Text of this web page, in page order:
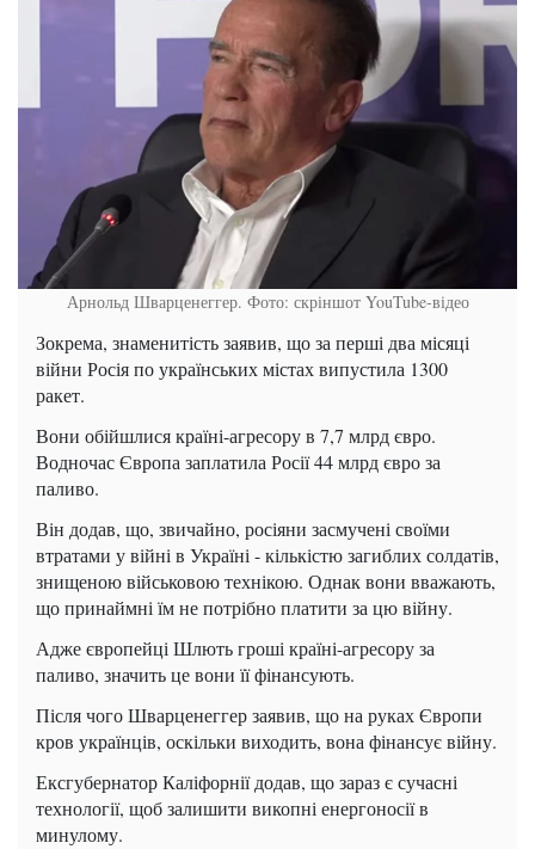
Арнольд Шварценеггер. Фото: скріншот YouTube-відео
Зокрема, знаменитість заявив, що за перші два місяці
війни Росія по українських містах випустила 1300
ракет.
Вони обійшлися країні-агресору в 7,7 млрд євро.
Водночас Європа заплатила Росії 44 млрд євро за
паливо.
Він додав, що, звичайно, росіяни засмучені своїми
втратами у війні в Україні - кількістю загиблих солдатів,
знищеною військовою технікою. Однак вони вважають,
що принаймні їм не потрібно платити за цю війну.
Адже європейці Шлють гроші країні-агресору за
паливо, значить це вони її фінансують.
Після чого Шварценеггер заявив, що на руках Європи
кров українців, оскільки виходить, вона фінансує війну.
Ексгубернатор Каліфорнії додав, що зараз є сучасні
технології, щоб залишити викопні енергоносії в
минулому.